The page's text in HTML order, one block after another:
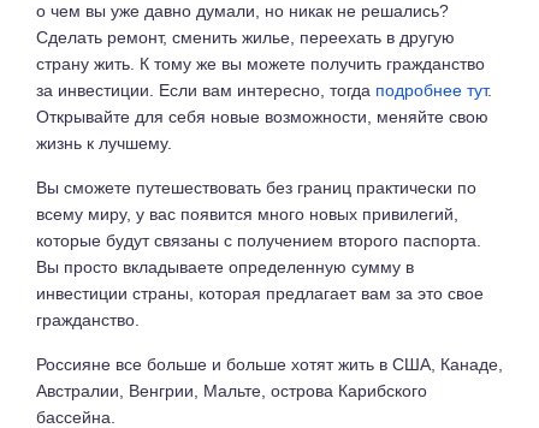
о чем вы уже давно думали, но никак не решались?
Сделать ремонт, сменить жилье, переехать в другую
страну жить. К тому же вы можете получить гражданство
за инвестиции. Если вам интересно, тогда подробнее тут.
Открывайте для себя новые возможности, меняйте свою
жизнь к лучшему.
Вы сможете путешествовать без границ практически по
всему миру, у вас появится много новых привилегий,
которые будут связаны с получением второго паспорта.
Вы просто вкладываете определенную сумму в
инвестиции страны, которая предлагает вам за это свое
гражданство.
Россияне все больше и больше хотят жить в США, Канаде,
Австралии, Венгрии, Мальте, острова Карибского
бассейна.